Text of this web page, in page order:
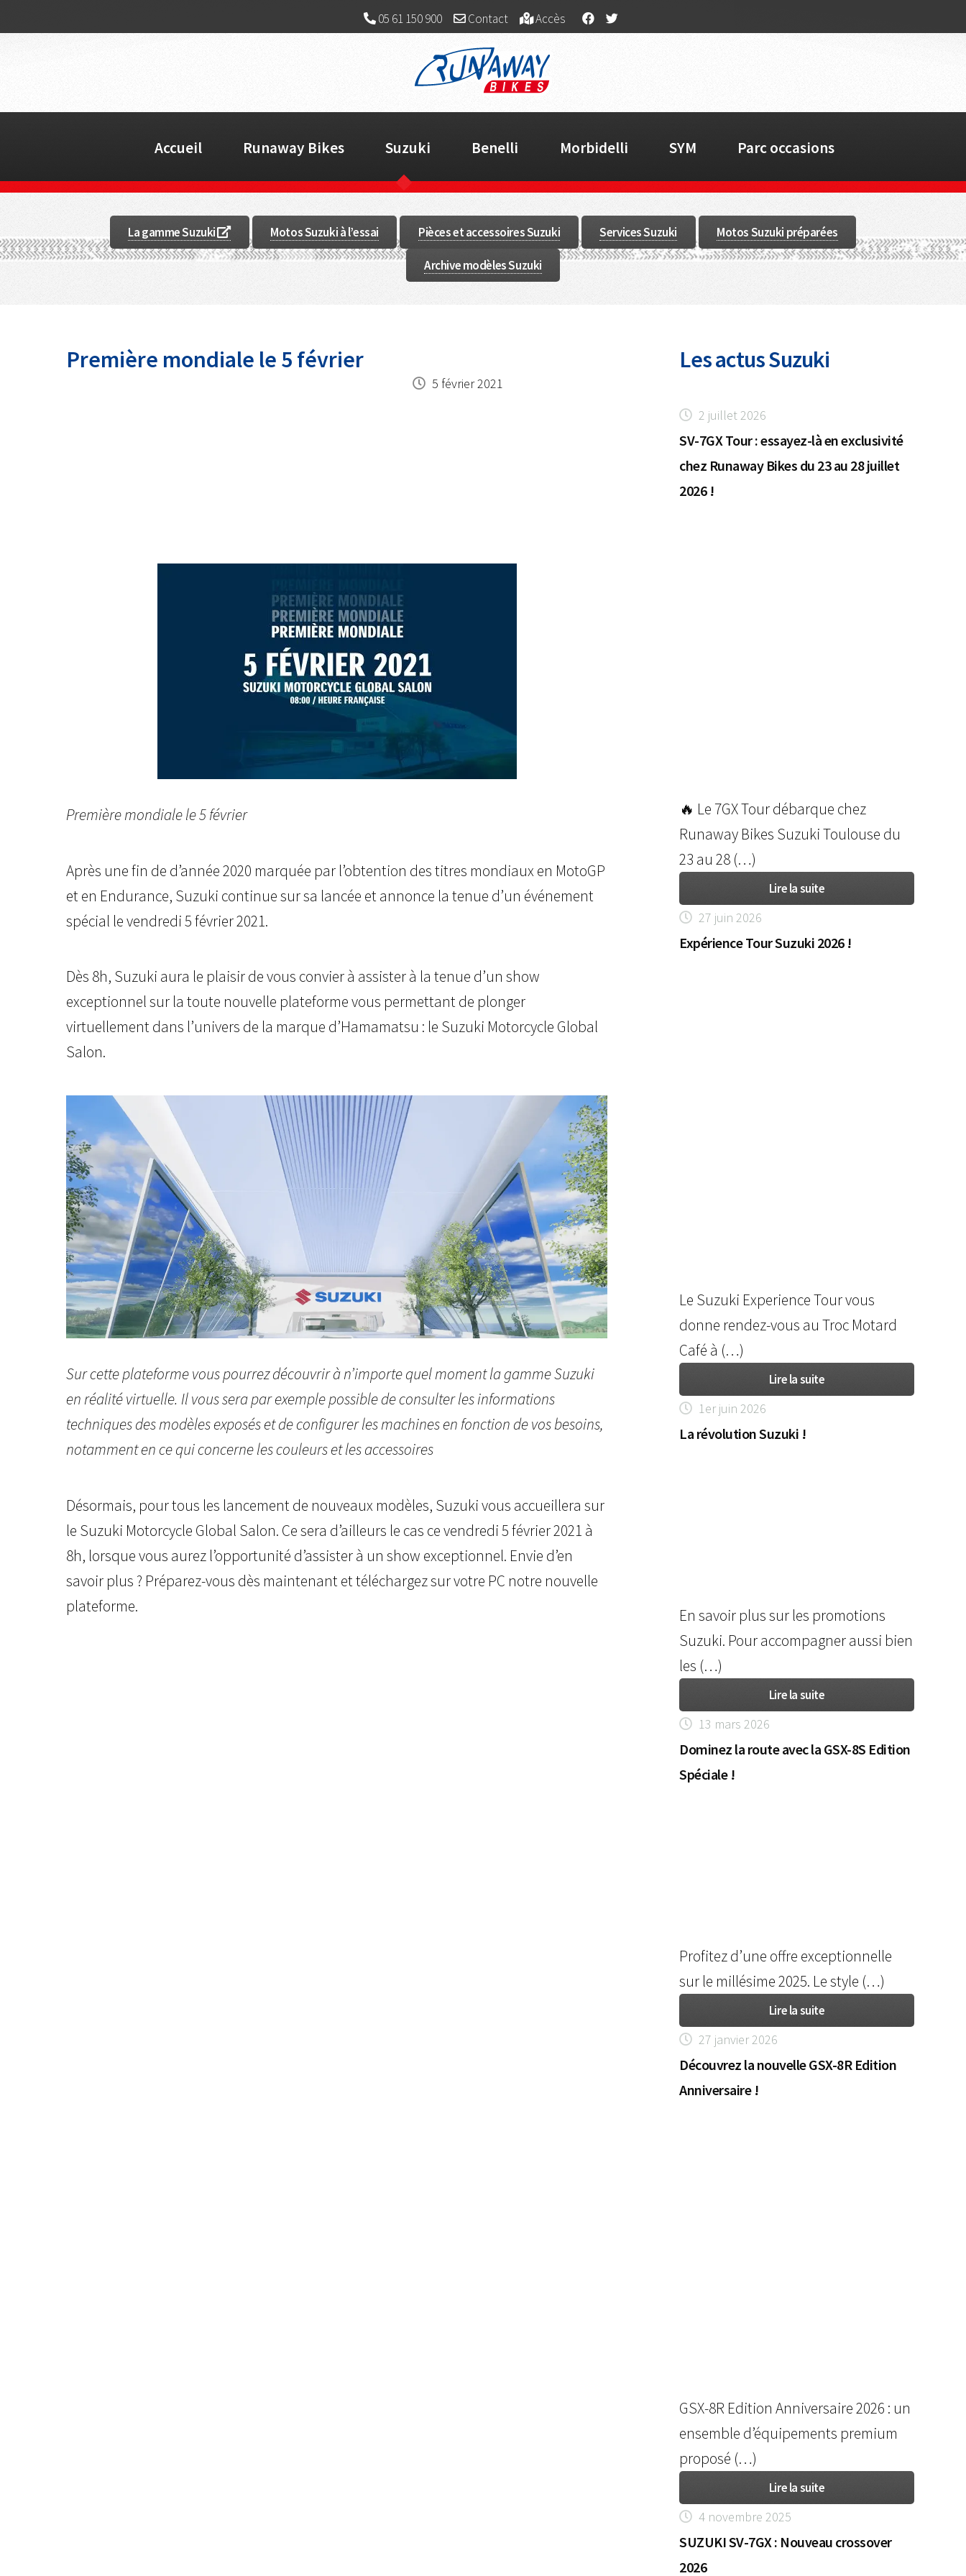
05 61 150 900 Contact Accès
Accueil Runaway Bikes Suzuki Benelli Morbidelli SYM Parc occasions
La gamme Suzuki Motos Suzuki à l’essai Pièces et accessoires Suzuki Services Suzuki Motos Suzuki préparées
Archive modèles Suzuki
5 février 2021
Première mondiale le 5 février
Première mondiale le 5 février
Après une fin de d’année 2020 marquée par l’obtention des titres mondiaux en MotoGP
et en Endurance, Suzuki continue sur sa lancée et annonce la tenue d’un événement
spécial le vendredi 5 février 2021.
Dès 8h, Suzuki aura le plaisir de vous convier à assister à la tenue d’un show
exceptionnel sur la toute nouvelle plateforme vous permettant de plonger
virtuellement dans l’univers de la marque d’Hamamatsu : le Suzuki Motorcycle Global
Salon.
Sur cette plateforme vous pourrez découvrir à n’importe quel moment la gamme Suzuki
en réalité virtuelle. Il vous sera par exemple possible de consulter les informations
techniques des modèles exposés et de configurer les machines en fonction de vos besoins,
notamment en ce qui concerne les couleurs et les accessoires
Désormais, pour tous les lancement de nouveaux modèles, Suzuki vous accueillera sur
le Suzuki Motorcycle Global Salon. Ce sera d’ailleurs le cas ce vendredi 5 février 2021 à
8h, lorsque vous aurez l’opportunité d’assister à un show exceptionnel. Envie d’en
savoir plus ? Préparez-vous dès maintenant et téléchargez sur votre PC notre nouvelle
plateforme.
Les actus Suzuki
2 juillet 2026
SV-7GX Tour : essayez-là en exclusivité
chez Runaway Bikes du 23 au 28 juillet
2026 !
🔥 Le 7GX Tour débarque chez
Runaway Bikes Suzuki Toulouse du
23 au 28 (…)
Lire la suite
27 juin 2026
Expérience Tour Suzuki 2026 !
Le Suzuki Experience Tour vous
donne rendez-vous au Troc Motard
Café à (…)
Lire la suite
1er juin 2026
La révolution Suzuki !
En savoir plus sur les promotions
Suzuki. Pour accompagner aussi bien
les (…)
Lire la suite
13 mars 2026
Dominez la route avec la GSX-8S Edition
Spéciale !
Profitez d’une offre exceptionnelle
sur le millésime 2025. Le style (…)
Lire la suite
27 janvier 2026
Découvrez la nouvelle GSX-8R Edition
Anniversaire !
GSX-8R Edition Anniversaire 2026 : un
ensemble d’équipements premium
proposé (…)
Lire la suite
4 novembre 2025
SUZUKI SV-7GX : Nouveau crossover
2026